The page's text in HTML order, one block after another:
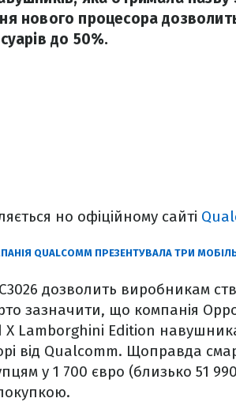
нового процесора
до 50%.
но офіційному сайті
QUALCOMM ПРЕЗЕНТУВАЛА ТРИ
дозволить виробникам
зазначити, що компанія
Lamborghini Edition
від Qualcomm. Щоправда
у 1 700 євро (близько 51